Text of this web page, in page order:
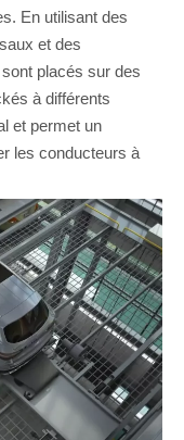
En utilisant des
et des
placés sur des
à différents
et permet un
les conducteurs à